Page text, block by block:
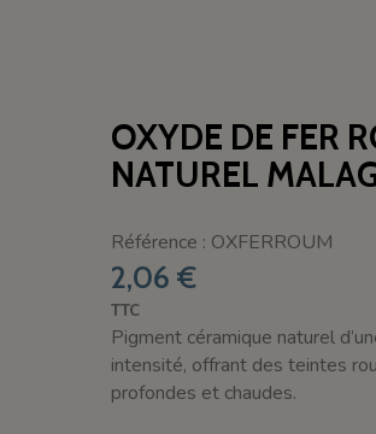
OXYDE DE FER
NATUREL
Référence : OXFERROUM
2,06 €
TTC
Pigment céramique naturel
intensité, offrant des teintes
profondes et chaudes.